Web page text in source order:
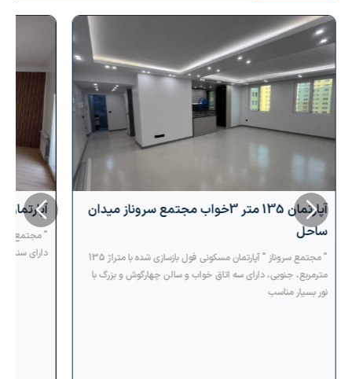
آپارتمان 135 متر 3خواب مجتمع سروناز میدان
ساحل
" مجتمع سروناز " آپارتمان مسکونی فول بازسازی شده با متراژ 135
مترمربع، جنوبی، دارای سه اتاق خواب و سالن چهارگوش و بزرگ با
نور بسیار مناسب
آپارتمان 2 خواب سند تکبرگ نگین دریاچه
دارای سند